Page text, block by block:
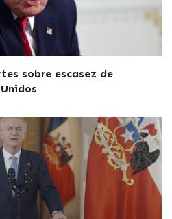
sobre escasez de